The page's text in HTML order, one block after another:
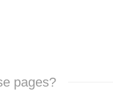
pages?